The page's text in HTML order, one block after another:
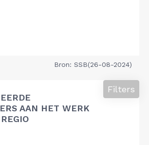
Bron: SSB(26-08-2024)
AAN HET WERK
Filters